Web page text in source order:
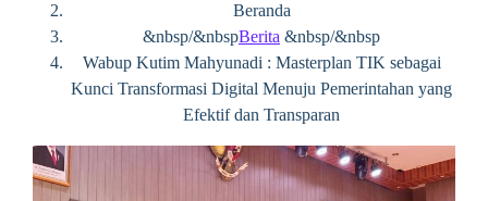
Beranda
&nbsp/&nbspBerita &nbsp/&nbsp
Wabup Kutim Mahyunadi : Masterplan TIK sebagai
Kunci Transformasi Digital Menuju Pemerintahan yang
Efektif dan Transparan